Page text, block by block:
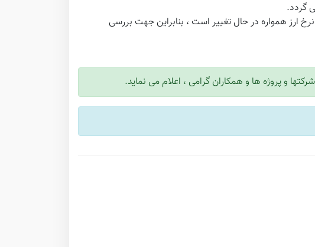
گردد.
ارز همواره در حال تغییر است ، بنابراین جهت بررسی
و پروژه ها و همکاران گرامی ، اعلام می نماید.